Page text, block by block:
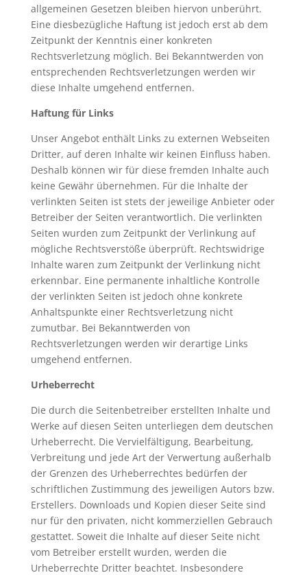
allgemeinen Gesetzen bleiben hiervon unberührt.
Eine diesbezügliche Haftung ist jedoch erst ab dem
Zeitpunkt der Kenntnis einer konkreten
Rechtsverletzung möglich. Bei Bekanntwerden von
entsprechenden Rechtsverletzungen werden wir
diese Inhalte umgehend entfernen.
Haftung für Links
Unser Angebot enthält Links zu externen Webseiten
Dritter, auf deren Inhalte wir keinen Einfluss haben.
Deshalb können wir für diese fremden Inhalte auch
keine Gewähr übernehmen. Für die Inhalte der
verlinkten Seiten ist stets der jeweilige Anbieter oder
Betreiber der Seiten verantwortlich. Die verlinkten
Seiten wurden zum Zeitpunkt der Verlinkung auf
mögliche Rechtsverstöße überprüft. Rechtswidrige
Inhalte waren zum Zeitpunkt der Verlinkung nicht
erkennbar. Eine permanente inhaltliche Kontrolle
der verlinkten Seiten ist jedoch ohne konkrete
Anhaltspunkte einer Rechtsverletzung nicht
zumutbar. Bei Bekanntwerden von
Rechtsverletzungen werden wir derartige Links
umgehend entfernen.
Urheberrecht
Die durch die Seitenbetreiber erstellten Inhalte und
Werke auf diesen Seiten unterliegen dem deutschen
Urheberrecht. Die Vervielfältigung, Bearbeitung,
Verbreitung und jede Art der Verwertung außerhalb
der Grenzen des Urheberrechtes bedürfen der
schriftlichen Zustimmung des jeweiligen Autors bzw.
Erstellers. Downloads und Kopien dieser Seite sind
nur für den privaten, nicht kommerziellen Gebrauch
gestattet. Soweit die Inhalte auf dieser Seite nicht
vom Betreiber erstellt wurden, werden die
Urheberrechte Dritter beachtet. Insbesondere